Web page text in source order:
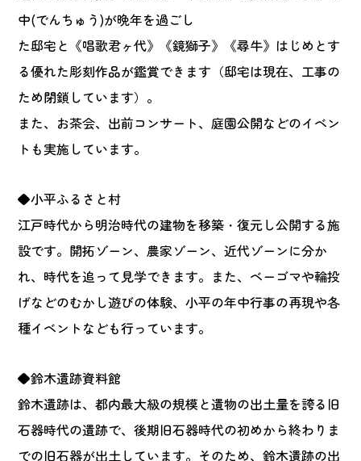
中(でんちゅう)が晩年を過ごし
た邸宅と《唱歌君ヶ代》《鏡獅子》《尋牛》はじめとす
る優れた彫刻作品が鑑賞できます（邸宅は現在、工事の
ため閉鎖しています）。
また、お茶会、出前コンサート、庭園公開などのイベン
トも実施しています。
◆小平ふるさと村
江戸時代から明治時代の建物を移築・復元し公開する施
設です。開拓ゾーン、農家ゾーン、近代ゾーンに分か
れ、時代を追って見学できます。また、ベーゴマや輪投
げなどのむかし遊びの体験、小平の年中行事の再現や各
種イベントなども行っています。
◆鈴木遺跡資料館
鈴木遺跡は、都内最大級の規模と遺物の出土量を誇る旧
石器時代の遺跡で、後期旧石器時代の初めから終わりま
での旧石器が出土しています。そのため、鈴木遺跡の出